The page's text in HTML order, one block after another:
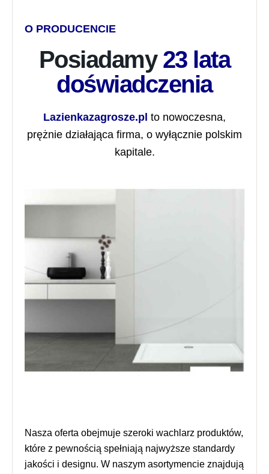
O PRODUCENCIE
Posiadamy 23 lata
doświadczenia
Lazienkazagrosze.pl to nowoczesna,
prężnie działająca firma, o wyłącznie polskim
kapitale.
Nasza oferta obejmuje szeroki wachlarz produktów,
które z pewnością spełniają najwyższe standardy
jakości i designu. W naszym asortymencie znajdują